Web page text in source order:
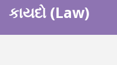
કાયદો (Law)